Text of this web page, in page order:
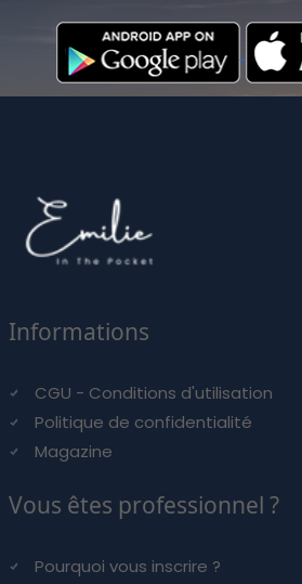
Informations
CGU - Conditions d'utilisation
Politique de confidentialité
Magazine
Vous êtes professionnel ?
Pourquoi vous inscrire ?